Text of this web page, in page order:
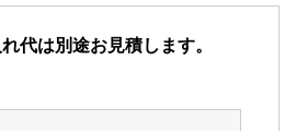
代は別途お見積します。